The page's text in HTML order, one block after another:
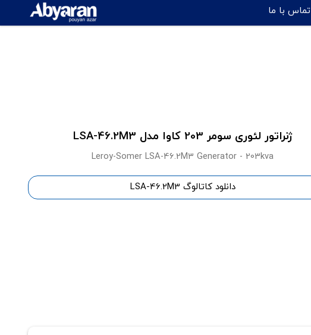
تماس با ما
ژنراتور لئوری سومر 203 کاوا مدل LSA-46.2M3
Leroy-Somer LSA-46.2M3 Generator - 203kva
دانلود کاتالوگ LSA-46.2M3